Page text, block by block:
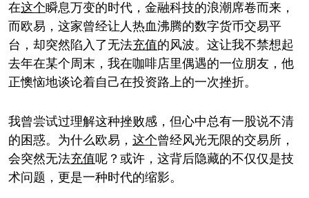
在这个瞬息万变的时代，金融科技的浪潮席卷而来，
而欧易，这家曾经让人热血沸腾的数字货币交易平
台，却突然陷入了无法充值的风波。这让我不禁想起
去年在某个周末，我在咖啡店里偶遇的一位朋友，他
正懊恼地谈论着自己在投资路上的一次挫折。
我曾尝试过理解这种挫败感，但心中总有一股说不清
的困惑。为什么欧易， 这个曾经风光无限的交易所，
会突然无法充值呢？或许，这背后隐藏的不仅仅是技
术问题，更是一种时代的缩影。